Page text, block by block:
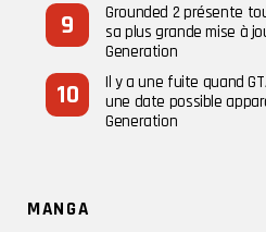
Grounded 2 présente
sa plus grande mise à
Generation
Il y a une fuite quand
une date possible
Generation
MANGA